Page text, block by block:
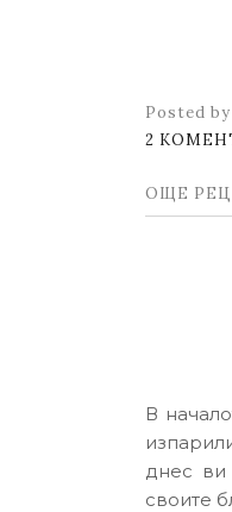
Posted by
2
ОЩЕ
В
днес ви
своите